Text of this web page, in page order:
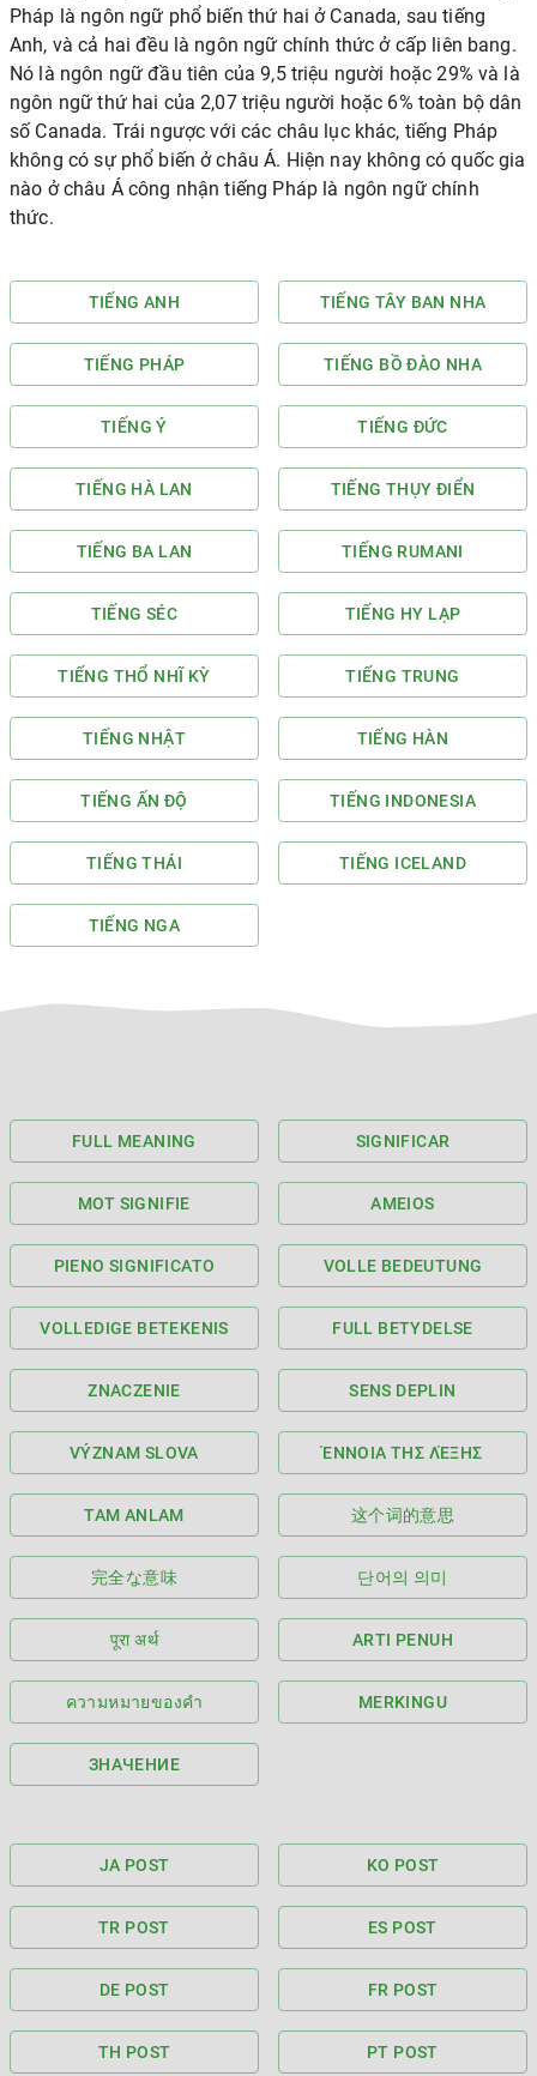
Pháp là ngôn ngữ phổ biến thứ hai ở Canada, sau tiếng
Anh, và cả hai đều là ngôn ngữ chính thức ở cấp liên bang.
Nó là ngôn ngữ đầu tiên của 9,5 triệu người hoặc 29% và là
ngôn ngữ thứ hai của 2,07 triệu người hoặc 6% toàn bộ dân
số Canada. Trái ngược với các châu lục khác, tiếng Pháp
không có sự phổ biến ở châu Á. Hiện nay không có quốc gia
nào ở châu Á công nhận tiếng Pháp là ngôn ngữ chính
thức.
TIẾNG ANH TIẾNG TÂY BAN NHA
TIẾNG PHÁP TIẾNG BỒ ĐÀO NHA
TIẾNG Ý TIẾNG ĐỨC
TIẾNG HÀ LAN TIẾNG THỤY ĐIỂN
TIẾNG BA LAN TIẾNG RUMANI
TIẾNG SÉC TIẾNG HY LẠP
TIẾNG THỔ NHĨ KỲ TIẾNG TRUNG
TIẾNG NHẬT TIẾNG HÀN
TIẾNG ẤN ĐỘ TIẾNG INDONESIA
TIẾNG THÁI TIẾNG ICELAND
TIẾNG NGA
FULL MEANING SIGNIFICAR
MOT SIGNIFIE AMEIOS
PIENO SIGNIFICATO VOLLE BEDEUTUNG
VOLLEDIGE BETEKENIS FULL BETYDELSE
ZNACZENIE SENS DEPLIN
VÝZNAM SLOVA ΈΝΝΟΙΑ ΤΗΣ ΛΈΞΗΣ
TAM ANLAM 这个词的意思
完全な意味 단어의 의미
पूरा अर्थ ARTI PENUH
ความหมายของคำ MERKINGU
ЗНАЧЕНИЕ
JA POST KO POST
TR POST ES POST
DE POST FR POST
TH POST PT POST